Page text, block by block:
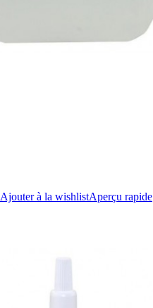
Ajouter à la wishlistAperçu rapide